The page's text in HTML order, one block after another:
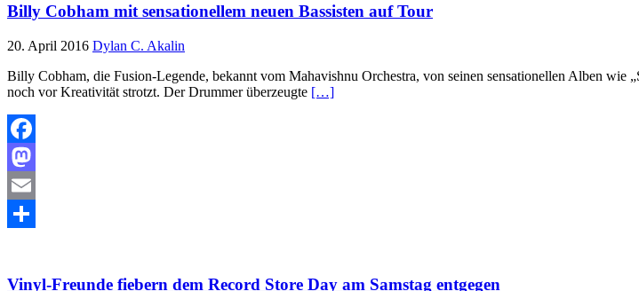
Billy Cobham mit sensationellem neuen Bassisten auf Tour
20. April 2016 Dylan C. Akalin
Billy Cobham, die Fusion-Legende, bekannt vom Mahavishnu Orchestra, von seinen sensationellen Alben wie
noch vor Kreativität strotzt. Der Drummer überzeugte […]
Facebook
Mastodon
Email
Vinyl-Freunde fiebern dem Record Store Day am Samstag entgegen